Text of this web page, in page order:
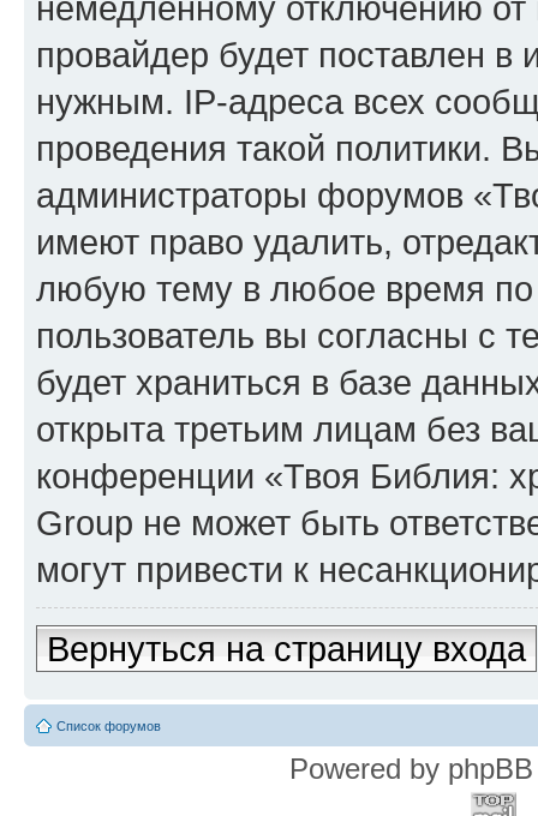
провайдер будет поставлен в
нужным. IP-адреса всех
проведения такой политики.
администраторы форумов
имеют право удалить,
любую тему в любое время
пользователь вы согласны с
будет храниться в базе
открыта третьим лицам без
конференции «Твоя Библия:
Group не может быть
могут привести к
Вернуться на страницу входа
Список форумов
Powered by